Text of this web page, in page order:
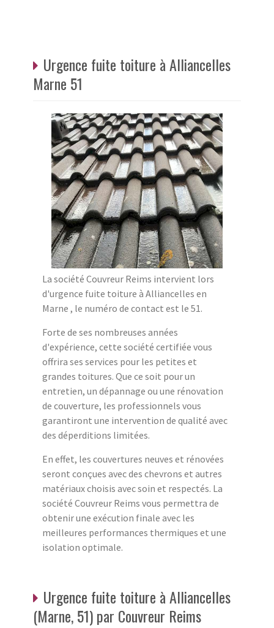
Urgence fuite toiture à Alliancelles
Marne 51
La société Couvreur Reims intervient lors
d'urgence fuite toiture à Alliancelles en
Marne , le numéro de contact est le 51.
Forte de ses nombreuses années
d'expérience, cette société certifiée vous
offrira ses services pour les petites et
grandes toitures. Que ce soit pour un
entretien, un dépannage ou une rénovation
de couverture, les professionnels vous
garantiront une intervention de qualité avec
des déperditions limitées.
En effet, les couvertures neuves et rénovées
seront conçues avec des chevrons et autres
matériaux choisis avec soin et respectés. La
société Couvreur Reims vous permettra de
obtenir une exécution finale avec les
meilleures performances thermiques et une
isolation optimale.
Urgence fuite toiture à Alliancelles
(Marne, 51) par Couvreur Reims